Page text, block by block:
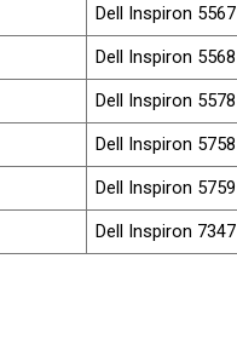
Dell Inspiron 5567
Dell Inspiron 5568
Dell Inspiron 5578
Dell Inspiron 5758
Dell Inspiron 5759
Dell Inspiron 7347